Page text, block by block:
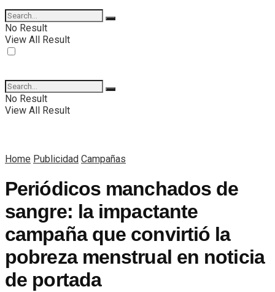
No Result
View All Result
No Result
View All Result
Home Publicidad Campañas
Periódicos manchados de
sangre: la impactante
campaña que convirtió la
pobreza menstrual en noticia
de portada